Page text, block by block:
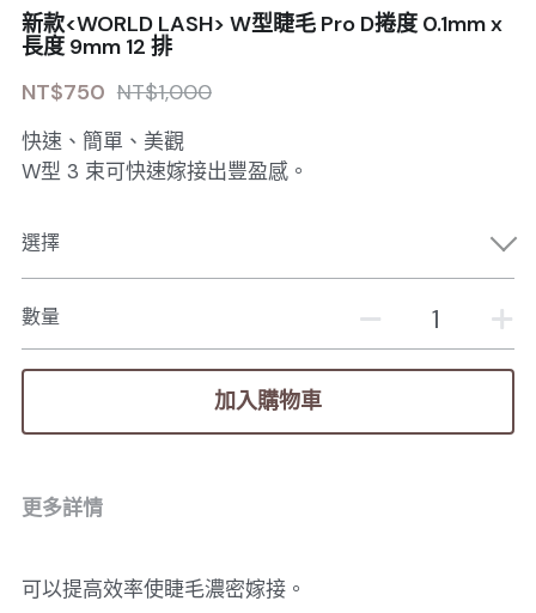
W型睫毛
彩色睫毛
睫毛提拉
睫毛夾子
睫毛周邊
絕版圓毛
絕版W型
凝膠筆刷
凝膠機器
修甲磨棒
註冊/登入
新款<WORLD LASH> W型睫毛 Pro D捲度 0.1mm x
長度 9mm 12 排
NT$750 NT$1,000
快速、簡單、美觀
W型 3 束可快速嫁接出豐盈感。
選擇
數量
加入購物車
更多詳情
可以提高效率使睫毛濃密嫁接。